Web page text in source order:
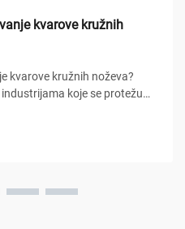
kvarove kružnih
kvarove kružnih noževa?
koje se protežu
- bilo da se radi o